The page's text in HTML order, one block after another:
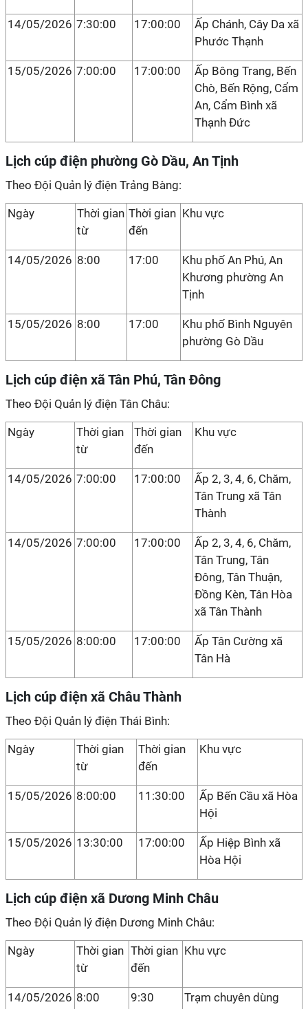
14/05/2026 7:30:00 17:00:00
Ấp Chánh, Cây Da xã
Phước Thạnh
15/05/2026 7:00:00 17:00:00
Ấp Bông Trang, Bến
Chò, Bến Rộng, Cẩm
An, Cẩm Bình xã
Thạnh Đức
Lịch cúp điện phường Gò Dầu, An Tịnh
Theo Đội Quản lý điện Trảng Bàng:
Ngày
Thời gian
từ
Thời gian
đến
Khu vực
14/05/2026 8:00 17:00
Khu phố An Phú, An
Khương phường An
Tịnh
15/05/2026 8:00 17:00
Khu phố Bình Nguyên
phường Gò Dầu
Lịch cúp điện xã Tân Phú, Tân Đông
Theo Đội Quản lý điện Tân Châu:
Ngày
Thời gian
từ
Thời gian
đến
Khu vực
14/05/2026 7:00:00 17:00:00
Ấp 2, 3, 4, 6, Chăm,
Tân Trung xã Tân
Thành
14/05/2026 7:00:00 17:00:00
Ấp 2, 3, 4, 6, Chăm,
Tân Trung, Tân
Đông, Tân Thuận,
Đồng Kèn, Tân Hòa
xã Tân Thành
15/05/2026 8:00:00 17:00:00
Ấp Tân Cường xã
Tân Hà
Lịch cúp điện xã Châu Thành
Theo Đội Quản lý điện Thái Bình:
Ngày
Thời gian
từ
Thời gian
đến
Khu vực
15/05/2026 8:00:00 11:30:00
Ấp Bến Cầu xã Hòa
Hội
15/05/2026 13:30:00 17:00:00
Ấp Hiệp Bình xã
Hòa Hội
Lịch cúp điện xã Dương Minh Châu
Theo Đội Quản lý điện Dương Minh Châu:
Ngày
Thời gian
từ
Thời gian
đến
Khu vực
14/05/2026 8:00 9:30
Trạm chuyên dùng